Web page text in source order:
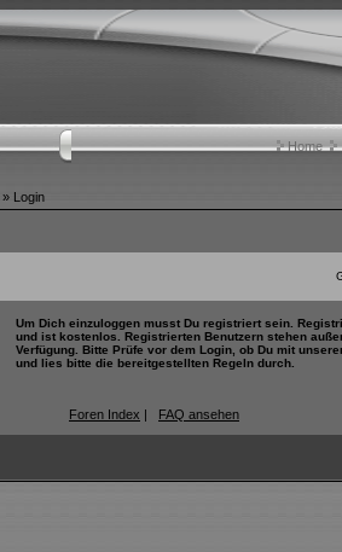
Home
» Login
Um Dich einzuloggen musst Du registriert sein.
und ist kostenlos. Registrierten Benutzern stehen
Verfügung. Bitte Prüfe vor dem Login, ob Du mit
und lies bitte die bereitgestellten Regeln durch.
Foren Index | FAQ ansehen